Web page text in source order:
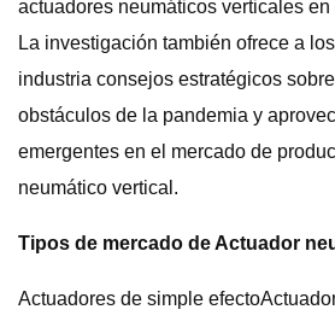
actuadores neumáticos verticales
La investigación también ofrece a
industria consejos estratégicos
obstáculos de la pandemia y
emergentes en el mercado de
neumático vertical.
Tipos de mercado de Actuador
Actuadores de simple